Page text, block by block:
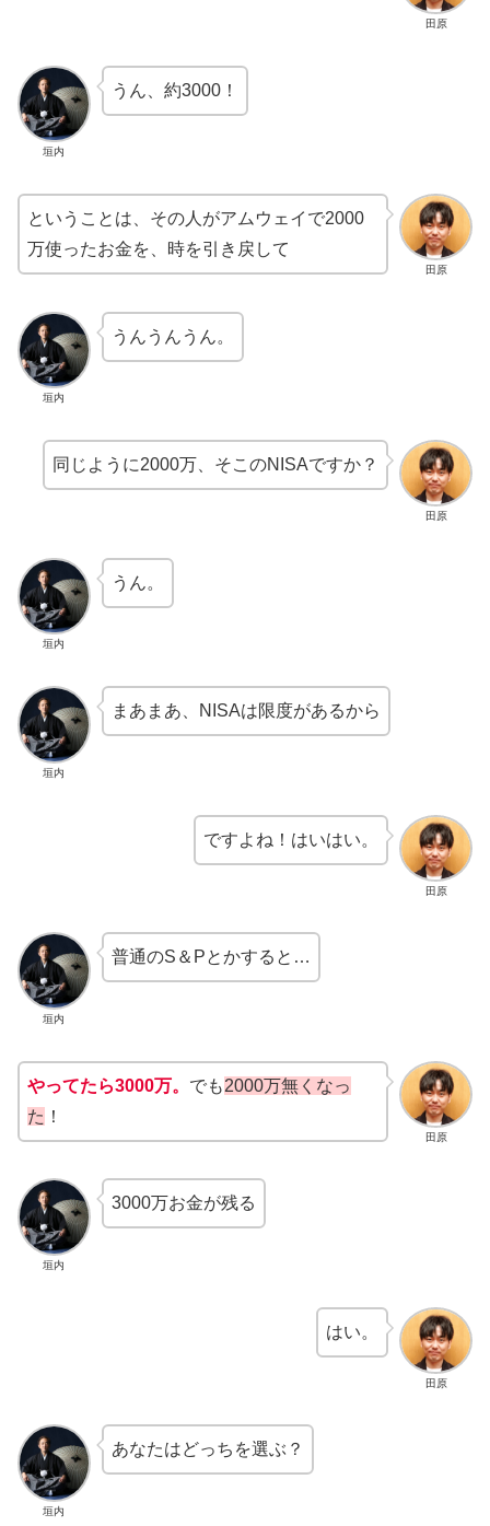
田原
垣内
うん、約3000！
田原
ということは、その人がアムウェイで2000
万使ったお金を、時を引き戻して
垣内
うんうんうん。
田原
同じように2000万、そこのNISAですか？
垣内
うん。
垣内
まあまあ、NISAは限度があるから
田原
ですよね！はいはい。
垣内
普通のS＆Pとかすると…
田原
やってたら3000万。 でも2000万無くなっ
た ！
垣内
3000万お金が残る
田原
はい。
垣内
あなたはどっちを選ぶ？